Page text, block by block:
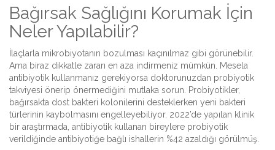
Bağırsak Sağlığını Korumak İçin
Neler Yapılabilir?
İlaçlarla mikrobiyotanın bozulması kaçınılmaz gibi görünebilir.
Ama biraz dikkatle zararı en aza indirmeniz mümkün. Mesela
antibiyotik kullanmanız gerekiyorsa doktorunuzdan probiyotik
takviyesi önerip önermediğini mutlaka sorun. Probiyotikler,
bağırsakta dost bakteri kolonilerini desteklerken yeni bakteri
türlerinin kaybolmasını engelleyebiliyor. 2022’de yapılan klinik
bir araştırmada, antibiyotik kullanan bireylere probiyotik
verildiğinde antibiyotiğe bağlı ishallerin %42 azaldığı görülmüş.